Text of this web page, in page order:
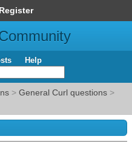
Register
Help
> General Curl questions >